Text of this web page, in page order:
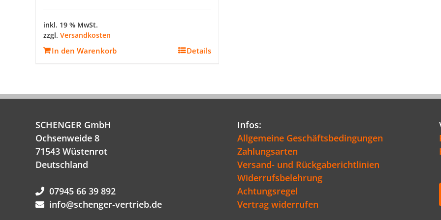
inkl. 19 % MwSt.
zzgl. Versandkosten
In den Warenkorb Details
SCHENGER GmbH
Ochsenweide 8
71543 Wüstenrot
Deutschland
07945 66 39 892
info@schenger-vertrieb.de
Infos:
Allgemeine Geschäftsbedingungen
Zahlungsarten
Versand- und Rückgaberichtlinien
Widerrufsbelehrung
Achtungsregel
Vertrag widerrufen